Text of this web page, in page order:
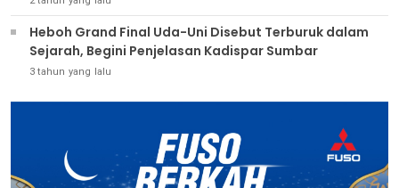
Heboh Grand Final Uda-Uni Disebut Terburuk dalam
Sejarah, Begini Penjelasan Kadispar Sumbar
3 tahun yang lalu